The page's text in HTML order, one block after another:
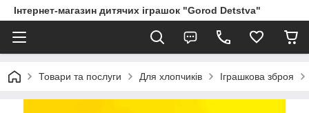
Інтернет-магазин дитячих іграшок "Gorod Detstva"
Товари та послуги Для хлопчиків Іграшкова зброя